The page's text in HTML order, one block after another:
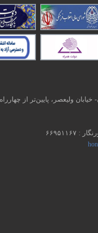
ولیعصر، پایین‌تر از چهارراه